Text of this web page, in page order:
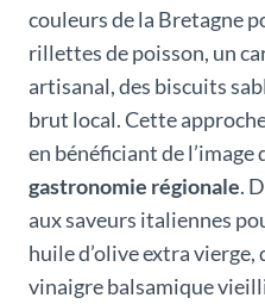
couleurs de la Bretagne
rillettes de poisson, un
artisanal, des biscuits
brut local. Cette
en bénéficiant de
gastronomie régionale.
aux saveurs italiennes
huile d’olive extra
vinaigre balsamique